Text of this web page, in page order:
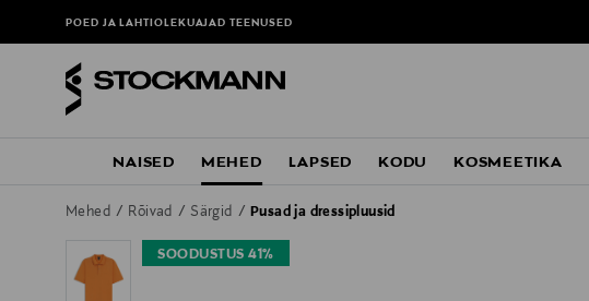
POED JA LAHTIOLEKUAJADTEENUSED
NAISED MEHED LAPSED KODU KOSMEETIKA
Mehed Rõivad Särgid Pusad ja dressipluusid
SOODUSTUS 41%